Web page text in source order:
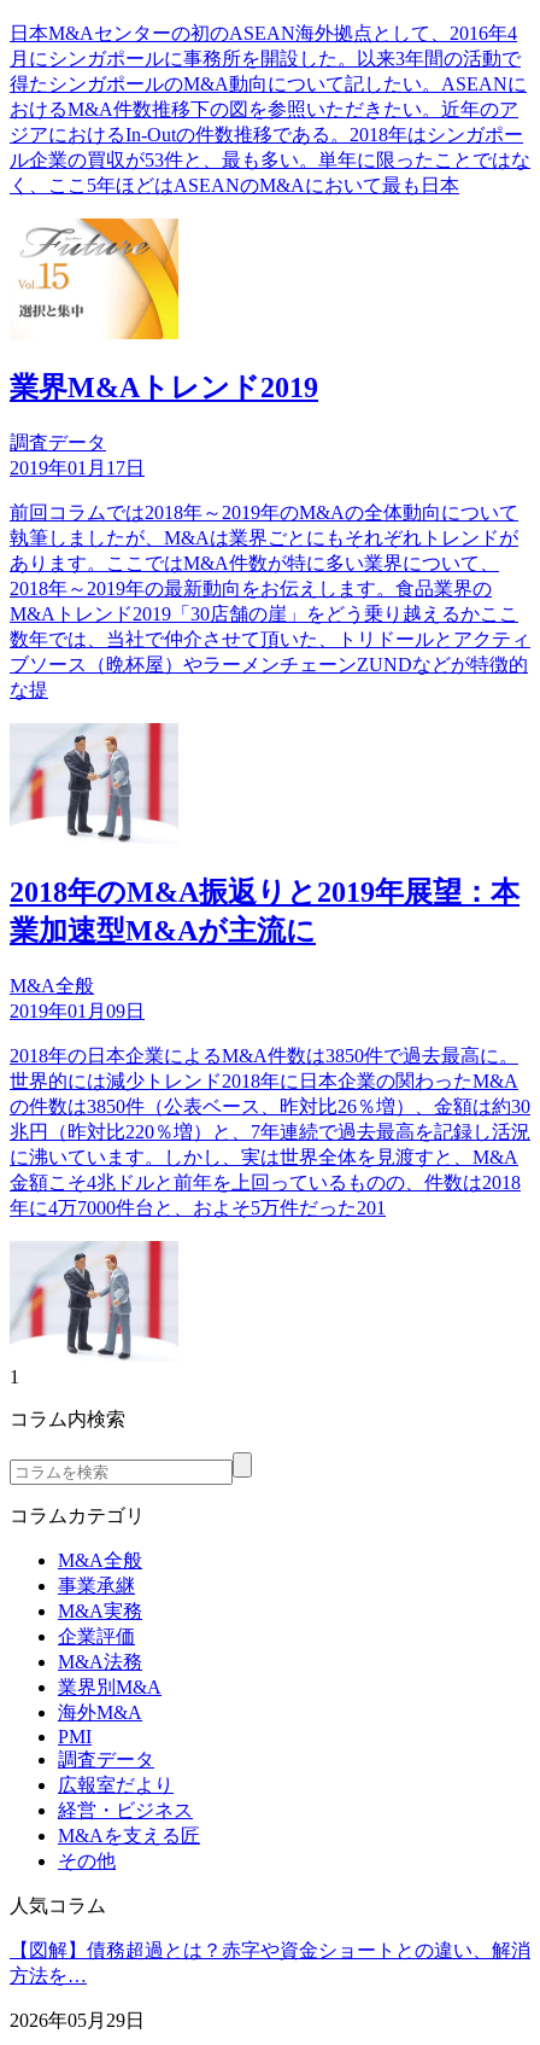
日本M&Aセンターの初のASEAN海外拠点として、2016年4
月にシンガポールに事務所を開設した。以来3年間の活動で
得たシンガポールのM&A動向について記したい。ASEANに
おけるM&A件数推移下の図を参照いただきたい。近年のア
ジアにおけるIn-Outの件数推移である。2018年はシンガポー
ル企業の買収が53件と、最も多い。単年に限ったことではな
く、ここ5年ほどはASEANのM&Aにおいて最も日本
業界M&Aトレンド2019
調査データ
2019年01月17日
前回コラムでは2018年～2019年のM&Aの全体動向について
執筆しましたが、M&Aは業界ごとにもそれぞれトレンドが
あります。ここではM&A件数が特に多い業界について、
2018年～2019年の最新動向をお伝えします。食品業界の
M&Aトレンド2019「30店舗の崖」をどう乗り越えるかここ
数年では、当社で仲介させて頂いた、トリドールとアクティ
ブソース（晩杯屋）やラーメンチェーンZUNDなどが特徴的
な提
2018年のM&A振返りと2019年展望：本
業加速型M&Aが主流に
M&A全般
2019年01月09日
2018年の日本企業によるM&A件数は3850件で過去最高に。
世界的には減少トレンド2018年に日本企業の関わったM&A
の件数は3850件（公表ベース、昨対比26％増）、金額は約30
兆円（昨対比220％増）と、7年連続で過去最高を記録し活況
に沸いています。しかし、実は世界全体を見渡すと、M&A
金額こそ4兆ドルと前年を上回っているものの、件数は2018
年に4万7000件台と、およそ5万件だった201
1
コラム内検索
コラムカテゴリ
M&A全般
事業承継
M&A実務
企業評価
M&A法務
業界別M&A
海外M&A
PMI
調査データ
広報室だより
経営・ビジネス
M&Aを支える匠
その他
人気コラム
【図解】債務超過とは？赤字や資金ショートとの違い、解消
方法を…
2026年05月29日